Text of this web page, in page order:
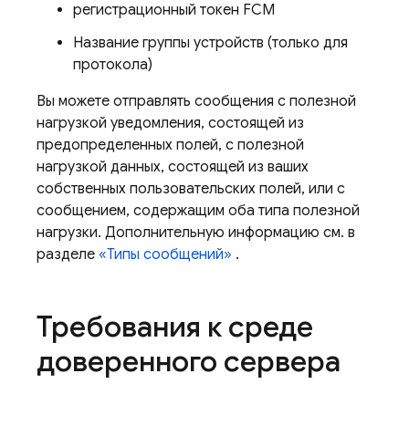
регистрационный токен FCM
Название группы устройств (только для
протокола)
Вы можете отправлять сообщения с полезной
нагрузкой уведомления, состоящей из
предопределенных полей, с полезной
нагрузкой данных, состоящей из ваших
собственных пользовательских полей, или с
сообщением, содержащим оба типа полезной
нагрузки. Дополнительную информацию см. в
разделе «Типы сообщений» .
Требования к среде
доверенного сервера